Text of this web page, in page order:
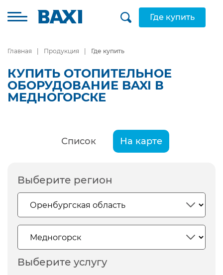
Где купить
Главная Продукция Где купить
КУПИТЬ ОТОПИТЕЛЬНОЕ
ОБОРУДОВАНИЕ BAXI В
МЕДНОГОРСКЕ
Список На карте
Выберите регион
Выберите услугу